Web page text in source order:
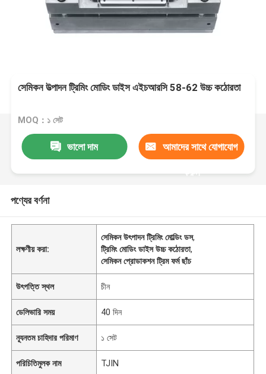
সেমিকন উত্পাদন ট্রিমিং মোডিং ডাইস এইচআরসি 58-62 উচ্চ কঠোরতা
MOQ：১ সেট
ভালো দাম আমাদের সাথে যোগাযোগ
করুন
পণ্যের বর্ণনা
লক্ষণীয় করা:
সেমিকন উৎপাদন ট্রিমিং মোল্ডিং ডস,
ট্রিমিং মোডিং ডাইস উচ্চ কঠোরতা,
সেমিকন প্রোডাকশন ট্রিম ফর্ম ছাঁচ
উৎপত্তি স্থল চীন
ডেলিভারি সময় 40 দিন
ন্যূনতম চাহিদার পরিমাণ ১ সেট
পরিচিতিমুলক নাম TJIN